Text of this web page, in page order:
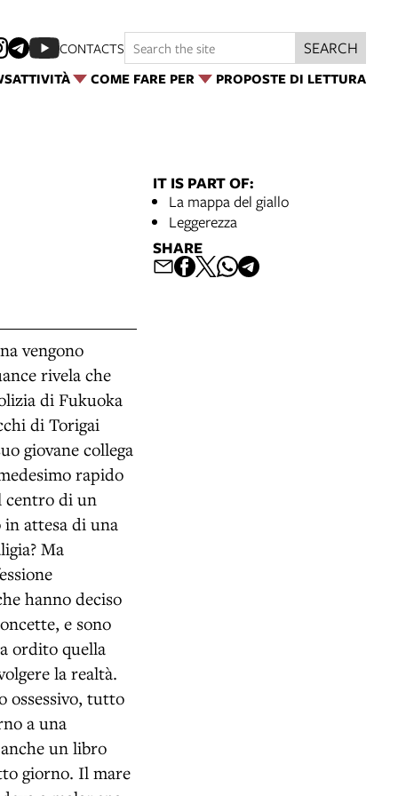
ATTIVITÀ COME FARE PER PROPOSTE DI LETTURA
CONTACTS SEARCH
vengono
rivela che
di Fukuoka
di Torigai
giovane collega
rapido
centro di un
attesa di una
Ma
hanno deciso
e sono
ordito quella
la realtà.
ossessivo, tutto
a una
un libro
giorno. Il mare
IT IS PART OF:
La mappa del giallo
Leggerezza
SHARE